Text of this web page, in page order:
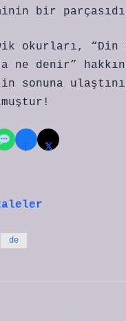
bir
okurları, “Din
ne denir”
sonuna
f 𝕏
de